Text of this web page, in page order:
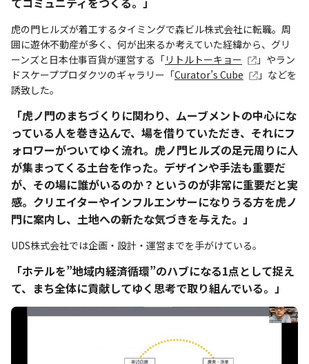
虎の門ヒルズが着工するタイミングで森ビル株式会社に転職。周
囲に遊休不動産が多く、何が出来るか考えていた経緯から、グリ
ーンズと日本仕事百貨が運営する「リトルトーキョー
」やラン
ドスケーププロダクツのギャラリー「Curator’s Cube
」などを
誘致した。
「虎ノ門のまちづくりに関わり、ムーブメントの中心にな
っている人を巻き込んで、場を借りていただき、それにフ
ォロワーがついてゆく流れ。虎ノ門ヒルズの足元周りに人
が集まってくる土台を作った。デザインや手法も重要だ
が、その場に誰がいるのか？というのが非常に重要だと実
感。クリエイターやインフルエンサーになりうる方を虎ノ
門に案内し、土地への新たな気づきを与えた。」
UDS株式会社では企画・設計・運営までを手がけている。
「ホテルを”地域内経済循環”のハブになる1点として捉え
て、まち全体に貢献してゆく思考で取り組んでいる。」